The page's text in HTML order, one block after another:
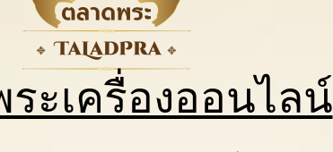
ะเครื่องออนไลน์